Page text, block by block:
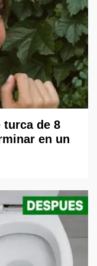
turca de 8
en un